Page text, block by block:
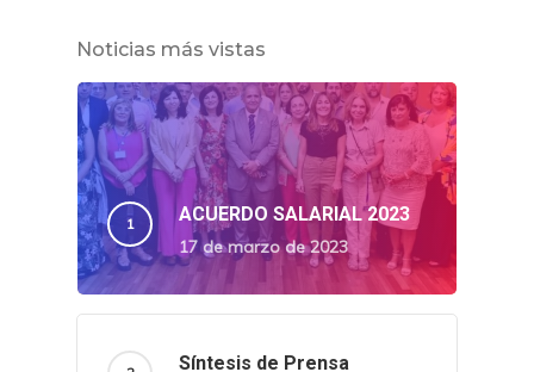
Noticias más vistas
ACUERDO SALARIAL 2023
17 de marzo de 2023
Síntesis de Prensa